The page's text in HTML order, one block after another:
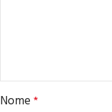
Nome*